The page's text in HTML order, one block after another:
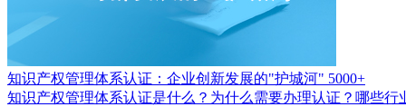
知识产权管理体系认证：企业创新发展的"护城河" 5000+
知识产权管理体系认证是什么？为什么需要办理认证？哪些行